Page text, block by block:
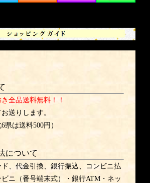
全品送料無料！！
送りします。
県は送料500円）
について
、代金引換、銀行振込、コンビニ払
ニ（番号端末式）・銀行ATM・ネッ